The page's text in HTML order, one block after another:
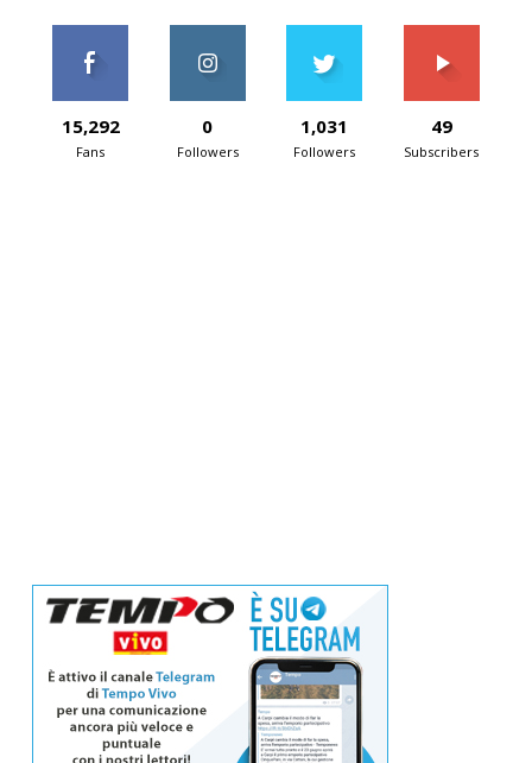
15,292
Fans
0
Followers
1,031
Followers
49
Subscribers